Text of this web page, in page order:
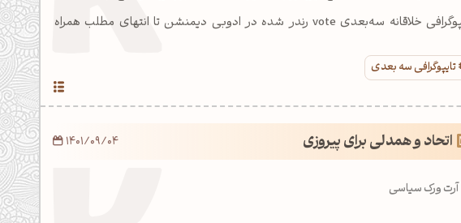
تایپوگرافی خلاقانه سه‌بعدی vote رندر شده در ادوبی دیمنشن تا انتهای مطلب همراه
تایپوگرافی سه بعدی
اتحاد و همدلی برای پیروزی
آرت ورک سیاسی
1401/09/04